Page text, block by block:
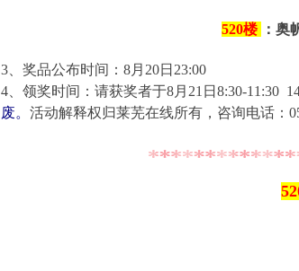
520楼
：奥
3、奖品公布时间：8月20日23:00
4、领奖时间：请获奖者于8月21日8:30-11:30
废。 活动解释权归莱芜在线所有， 咨询电话：